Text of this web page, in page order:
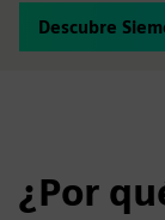
Descubre
¿Por